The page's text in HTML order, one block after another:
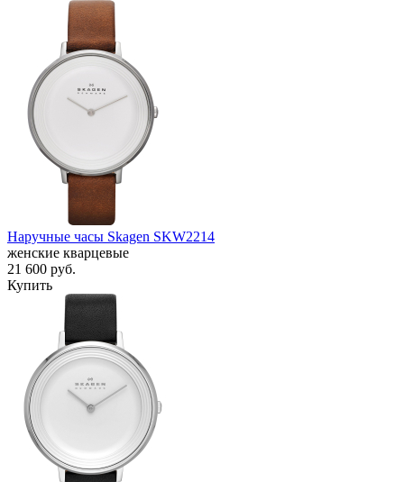
Наручные часы Skagen SKW2214
женские кварцевые
21 600 руб.
Купить